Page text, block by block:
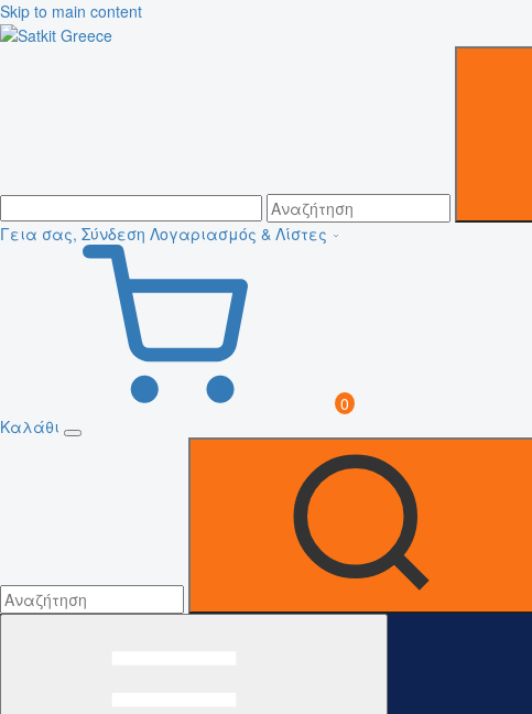
Skip to main content
Γεια σας, Σύνδεση Λογαριασμός & Λίστες
0
Καλάθι